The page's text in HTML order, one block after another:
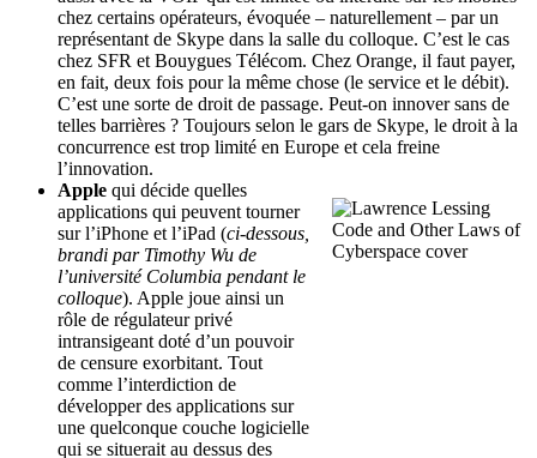
chez certains opérateurs, évoquée – naturellement – par un
représentant de Skype dans la salle du colloque. C’est le cas
chez SFR et Bouygues Télécom. Chez Orange, il faut payer,
en fait, deux fois pour la même chose (le service et le débit).
C’est une sorte de droit de passage. Peut-on innover sans de
telles barrières ? Toujours selon le gars de Skype, le droit à la
concurrence est trop limité en Europe et cela freine
l’innovation.
Apple qui décide quelles
applications qui peuvent tourner
sur l’iPhone et l’iPad (ci-dessous,
brandi par Timothy Wu de
l’université Columbia pendant le
colloque). Apple joue ainsi un
rôle de régulateur privé
intransigeant doté d’un pouvoir
de censure exorbitant. Tout
comme l’interdiction de
développer des applications sur
une quelconque couche logicielle
qui se situerait au dessus des